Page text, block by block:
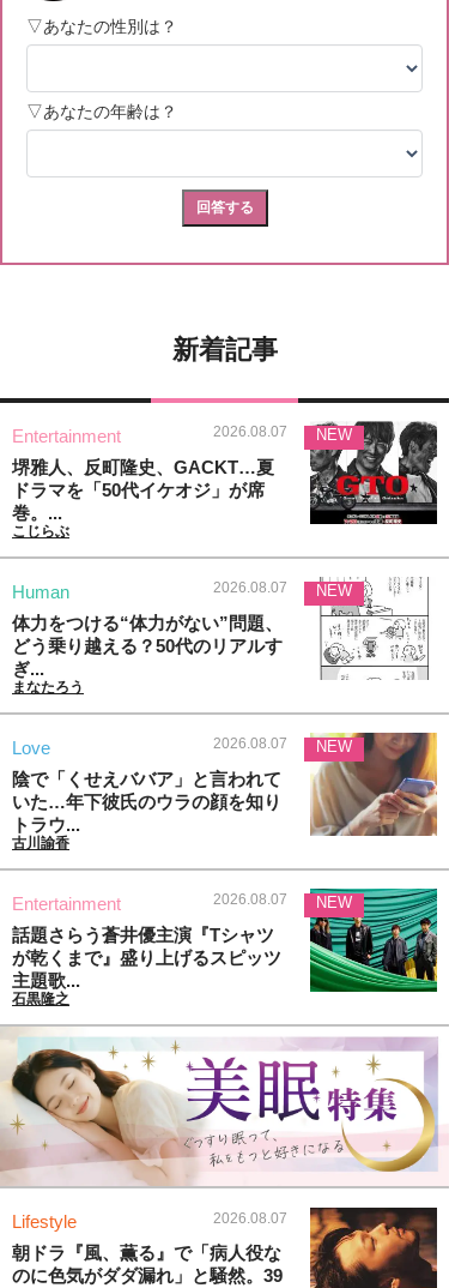
新着記事
Entertainment 2026.08.07
堺雅人、反町隆史、GACKT…夏
ドラマを「50代イケオジ」が席
巻。...
こじらぶ
NEW
Human 2026.08.07
体力をつける“体力がない”問題、
どう乗り越える？50代のリアルす
ぎ...
まなたろう
NEW
Love 2026.08.07
陰で「くせえババア」と言われて
いた…年下彼氏のウラの顔を知り
トラウ...
古川諭香
NEW
Entertainment 2026.08.07
話題さらう蒼井優主演『Tシャツ
が乾くまで』盛り上げるスピッツ
主題歌...
石黒隆之
NEW
Lifestyle 2026.08.07
朝ドラ『風、薫る』で「病人役な
のに色気がダダ漏れ」と騒然。39